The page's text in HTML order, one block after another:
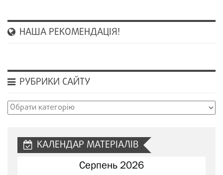
НАША РЕКОМЕНДАЦІЯ!
РУБРИКИ САЙТУ
Рубрики
КАЛЕНДАР МАТЕРІАЛІВ
Серпень 2026